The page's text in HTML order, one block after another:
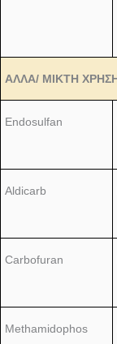
ΑΛΛΑ/ ΜΙΚΤΗ
Endosulfan
Aldicarb
Carbofuran
Methamidophos